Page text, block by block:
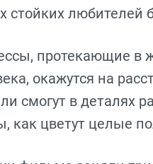
стойких любителей
протекающие в
окажутся на
смогут в деталях
как цветут целые